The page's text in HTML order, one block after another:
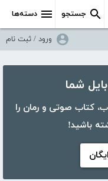
دسته‌ها جستجو
ورود / ثبت نام
کتابراه، بیش از ۵۰،۰۰۰ کتاب، کتاب صوتی و رمان را
باشید!